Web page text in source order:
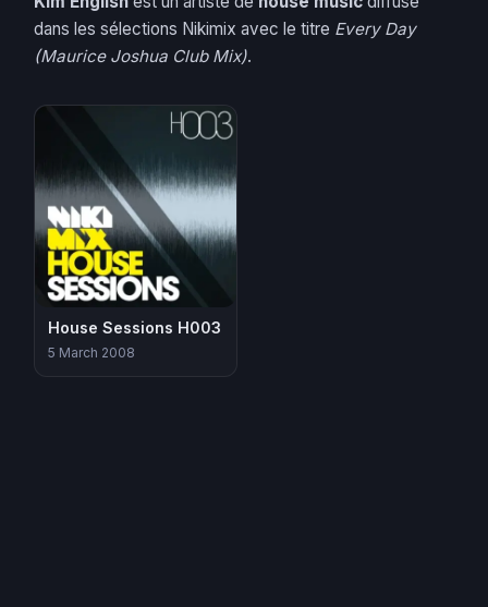
dans les sélections Nikimix avec le titre Every Day
(Maurice Joshua Club Mix).
House Sessions H003
5 March 2008